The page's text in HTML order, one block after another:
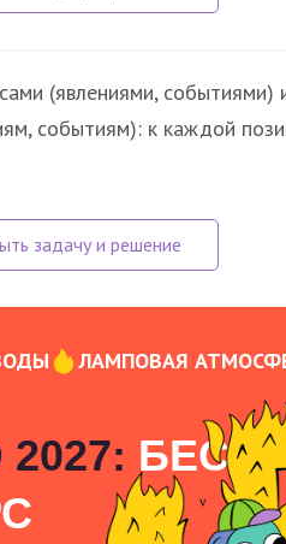
(явлениями, событиями)
событиям): к каждой
ЛАМПОВАЯ